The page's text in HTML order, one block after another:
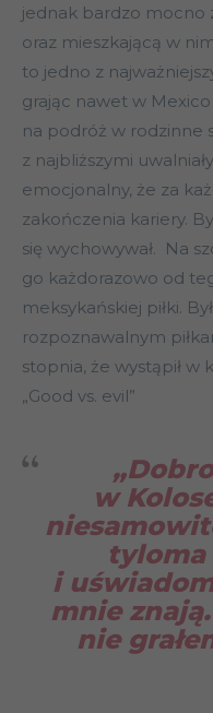
jednak bardzo mocno
oraz mieszkającą w
to jedno z
grając nawet w Mexico
na podróż w rodzinne
z najbliższymi
emocjonalny, że za
zakończenia kariery.
się wychowywał. Na
go każdorazowo od
meksykańskiej piłki.
rozpoznawalnym
stopnia, że wystąpił
„Good vs. evil”
w
tyloma
i
mnie
nie